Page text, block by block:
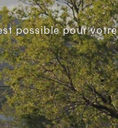
possible pour votre